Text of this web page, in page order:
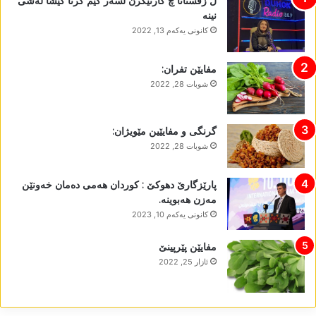
نینە
كانونی یه‌كه‌م 13, 2022
مفایێن تفران:
شوبات 28, 2022
گرنگی و مفایێین مێویژان:
شوبات 28, 2022
پارێزگارێ دھوکێ : کوردان ھەمی دەمان خەونێن
مەزن ھەبوینە.
كانونی یه‌كه‌م 10, 2023
مفایێن پێرپینێ
ئازار 25, 2022